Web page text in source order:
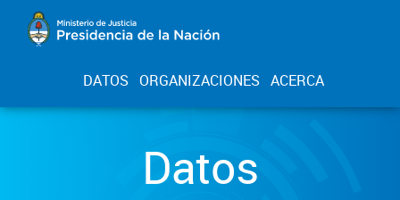
DATOS ORGANIZACIONES ACERCA
Datos